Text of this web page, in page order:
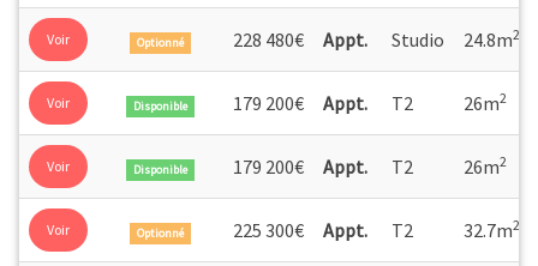
Voir Optionné 228 480€ Appt. Studio 24.8m2
Voir Disponible 179 200€ Appt. T2 26m2
Voir Disponible 179 200€ Appt. T2 26m2
Voir Optionné 225 300€ Appt. T2 32.7m2